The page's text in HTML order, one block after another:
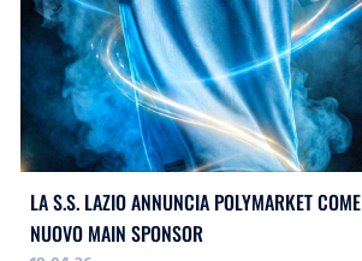
LA S.S. LAZIO ANNUNCIA POLYMARKET COME
NUOVO MAIN SPONSOR